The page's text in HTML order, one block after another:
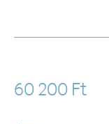
60 200 Ft